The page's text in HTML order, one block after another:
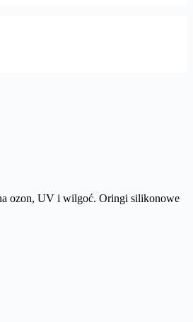
ozon, UV i wilgoć. Oringi silikonowe